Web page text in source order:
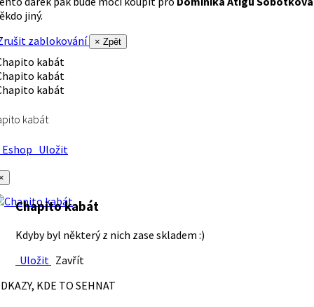
jiný.
zablokování
× Zpět
kabát
Uložit
Chapito kabát
Kdyby byl některý z nich zase skladem :)
Uložit Zavřít
KDE TO SEHNAT